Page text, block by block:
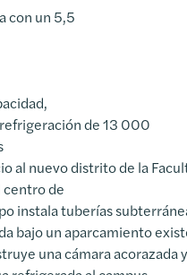
con un 5,5
de 13 000
al nuevo distrito de la
centro de
instala tuberías
bajo un aparcamiento
una cámara acorazada y